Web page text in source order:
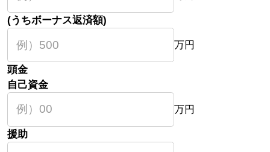
(うちボーナス返済額)
万円
頭金
自己資金
万円
援助